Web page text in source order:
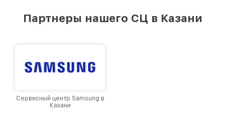
Казани, постоянно повышая уровень доверия
Партнеры нашего СЦ в Казани
Сервисный центр Samsung в
Казани